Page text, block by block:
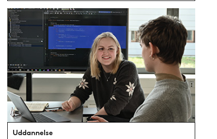
Uddannelse